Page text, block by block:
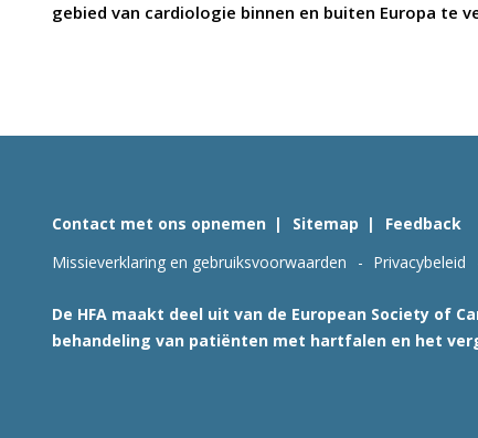
gebied van cardiologie binnen en buiten Europa te
Contact met ons opnemen Sitemap
Feedback
Missieverklaring en gebruiksvoorwaarden
Privacybeleid
De HFA maakt deel uit van de European Society of
behandeling van patiënten met hartfalen en het